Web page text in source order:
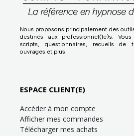
Nous proposons principalement des
destinés aux professionnel(le)s.
scripts, questionnaires, recueils de
ouvrages et plus.
ESPACE CLIENT(E)
Accéder à mon compte
Afficher mes commandes
Télécharger mes achats